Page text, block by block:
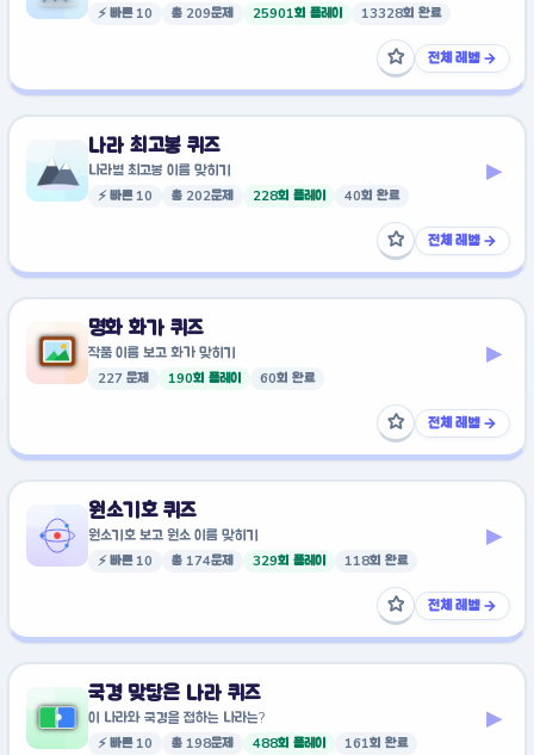
⚡ 빠른 10 총 209문제 25901회 플레이 13328회 완료
☆즐겨찾기에 추가
전체 레벨 →
나라 최고봉 퀴즈
나라별 최고봉 이름 맞히기
⚡ 빠른 10 총 202문제 228회 플레이 40회 완료
▸
☆즐겨찾기에 추가
전체 레벨 →
명화 화가 퀴즈
작품 이름 보고 화가 맞히기
227 문제 190회 플레이 60회 완료
▸
☆즐겨찾기에 추가
전체 레벨 →
원소기호 퀴즈
원소기호 보고 원소 이름 맞히기
⚡ 빠른 10 총 174문제 329회 플레이 118회 완료
▸
☆즐겨찾기에 추가
전체 레벨 →
국경 맞닿은 나라 퀴즈
이 나라와 국경을 접하는 나라는?
⚡ 빠른 10 총 198문제 488회 플레이 161회 완료
▸